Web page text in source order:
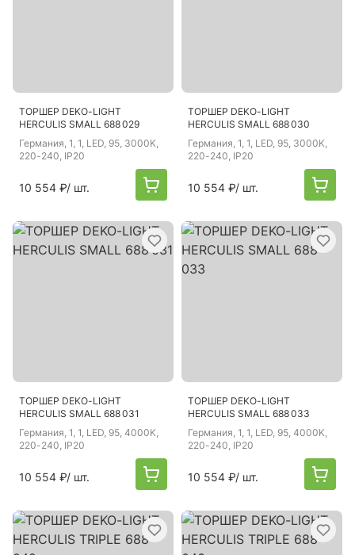
ТОРШЕР DEKO-LIGHT
HERCULIS SMALL 688 029
Германия, 1, 1, LED, 95, 3000K,
220-240, IP20
10 554 ₽/ шт.
ТОРШЕР DEKO-LIGHT
HERCULIS SMALL 688 030
Германия, 1, 1, LED, 95, 3000K,
220-240, IP20
10 554 ₽/ шт.
ТОРШЕР DEKO-LIGHT
HERCULIS SMALL 688 031
Германия, 1, 1, LED, 95, 4000K,
220-240, IP20
10 554 ₽/ шт.
ТОРШЕР DEKO-LIGHT
HERCULIS SMALL 688 033
Германия, 1, 1, LED, 95, 4000K,
220-240, IP20
10 554 ₽/ шт.